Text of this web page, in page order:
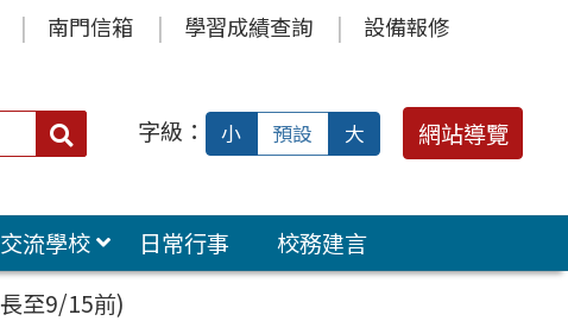
南門信箱 學習成績查詢 設備報修
搜
字級： 小 預設 大 網站導覽
流學校 日常行事
校務建言
至9/15前)